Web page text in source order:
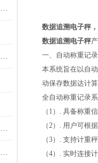
简述定时记录电子秤常见问题的识别与解决方法
以下方法可保障打印电子秤的电源充足
及时识别并处理无动力滚筒电子秤故障问题有助于维持称重精度
自动生成称重记录生产报表的智能电子秤功能简介
数据追溯电子秤
数据追溯电子秤
一、自动称重记
本系统旨在以自
动保存数据达计算
全自动称重记录
（1）. 具备称重
（2）. 用户可根
（3）. 支持计重
（4）. 实时连接